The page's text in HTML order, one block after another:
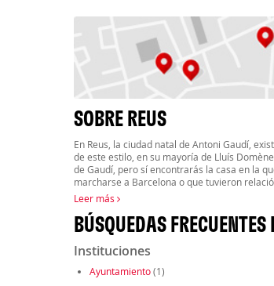
SOBRE REUS
En Reus, la ciudad natal de Antoni Gaudí,
de este estilo, en su mayoría de Lluís
de Gaudí, pero sí encontrarás la casa en la
marcharse a Barcelona o que tuvieron
Leer más
BÚSQUEDAS FRECUENTES
Instituciones
Ayuntamiento(1)